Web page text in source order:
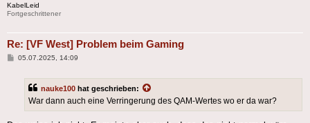
KabelLeid
Fortgeschrittener
Re: [VF West] Problem beim Gaming
Beitrag
05.07.2025, 14:09
nauke100 hat geschrieben:
War dann auch eine Verringerung des QAM-Wertes wo er da war?